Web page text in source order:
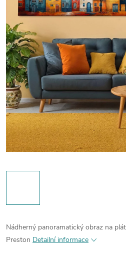
Nádherný panoramatický obraz na
Preston Detailní informace